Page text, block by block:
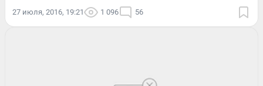
27 июля, 2016, 19:21 1 096 56